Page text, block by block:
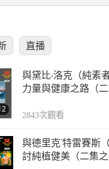
直播
與黛比‧洛克（純素
力量與健康之路（二
2843次觀看
與德里克˙特雷賽斯
討純植健美（二集之